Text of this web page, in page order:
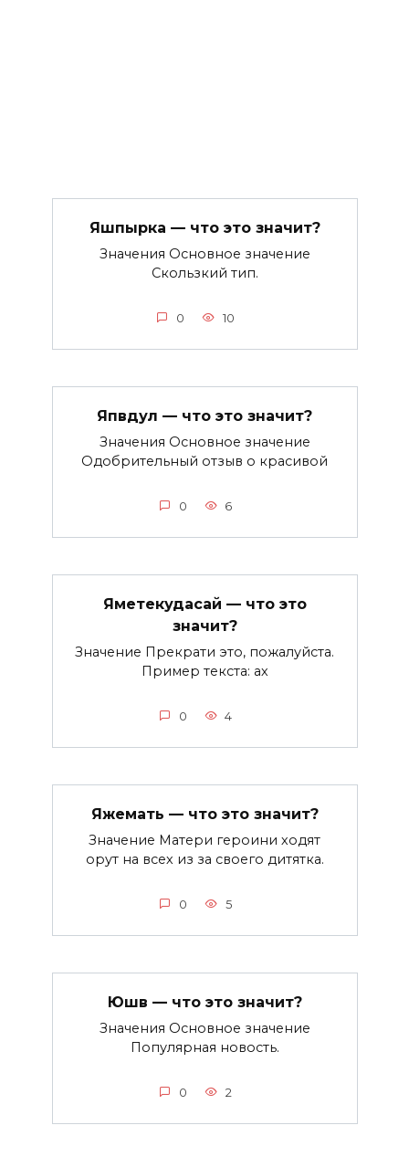
Яшпырка — что это значит?
Значения Основное значение
Скользкий тип.
0 10
Япвдул — что это значит?
Значения Основное значение
Одобрительный отзыв о красивой
0 6
Яметекудасай — что это
значит?
Значение Прекрати это, пожалуйста.
Пример текста: ах
0 4
Яжемать — что это значит?
Значение Матери героини ходят
орут на всех из за своего дитятка.
0 5
Юшв — что это значит?
Значения Основное значение
Популярная новость.
0 2